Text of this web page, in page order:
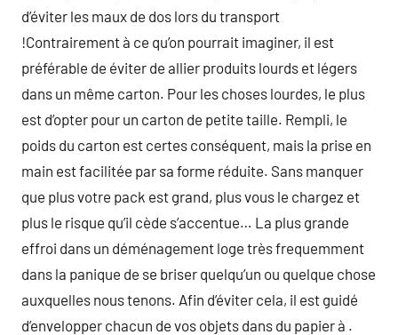
d’éviter les maux de dos lors du transport
!Contrairement à ce qu’on pourrait imaginer, il est
préférable de éviter de allier produits lourds et légers
dans un même carton. Pour les choses lourdes, le plus
est d’opter pour un carton de petite taille. Rempli, le
poids du carton est certes conséquent, mais la prise en
main est facilitée par sa forme réduite. Sans manquer
que plus votre pack est grand, plus vous le chargez et
plus le risque qu’il cède s’accentue… La plus grande
effroi dans un déménagement loge très frequemment
dans la panique de se briser quelqu’un ou quelque chose
auxquelles nous tenons. Afin d’éviter cela, il est guidé
d’envelopper chacun de vos objets dans du papier à .